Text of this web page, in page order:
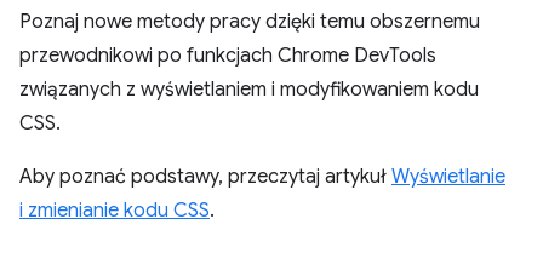
Poznaj nowe metody pracy dzięki temu obszernemu
przewodnikowi po funkcjach Chrome DevTools
związanych z wyświetlaniem i modyfikowaniem kodu
CSS.
Aby poznać podstawy, przeczytaj artykuł Wyświetlanie
i zmienianie kodu CSS.